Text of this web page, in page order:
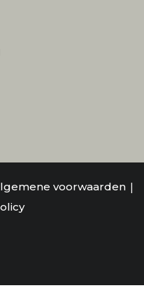
voorwaarden |